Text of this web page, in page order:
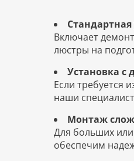
Стандартная
Включает
люстры на
Установка с
Если требуется
наши
Монтаж
Для больших
обеспечим